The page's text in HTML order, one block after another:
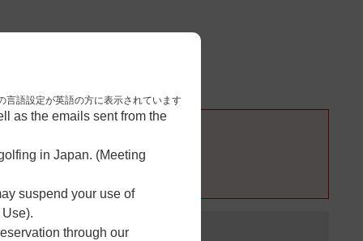
語設定が英語の方に表示されています
as the emails sent from the
in Japan. (Meeting
suspend your use of
through our